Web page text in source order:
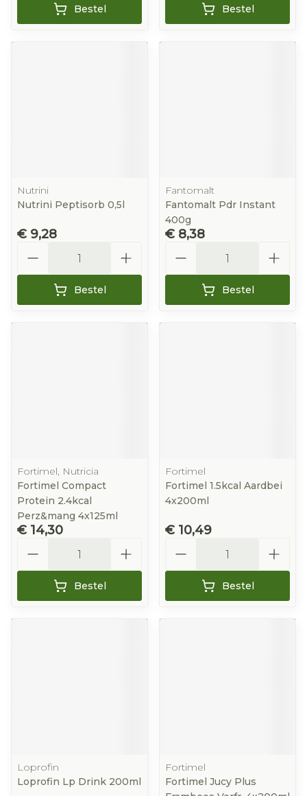
Bestel Bestel
Nutrini
Nutrini Peptisorb 0,5l
€ 9,28
Bestel
Fantomalt
Fantomalt Pdr Instant
400g
€ 8,38
Bestel
Fortimel, Nutricia
Fortimel Compact
Protein 2.4kcal
Perz&mang 4x125ml
€ 14,30
Bestel
Fortimel
Fortimel 1.5kcal Aardbei
4x200ml
€ 10,49
Bestel
Loprofin
Loprofin Lp Drink 200ml
Fortimel
Fortimel Jucy Plus